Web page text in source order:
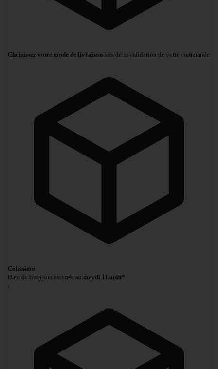
Choisissez votre mode de livraison lors de la validation de votre commande
Colissimo
Date de livraison estimée au mardi 11 août*
›